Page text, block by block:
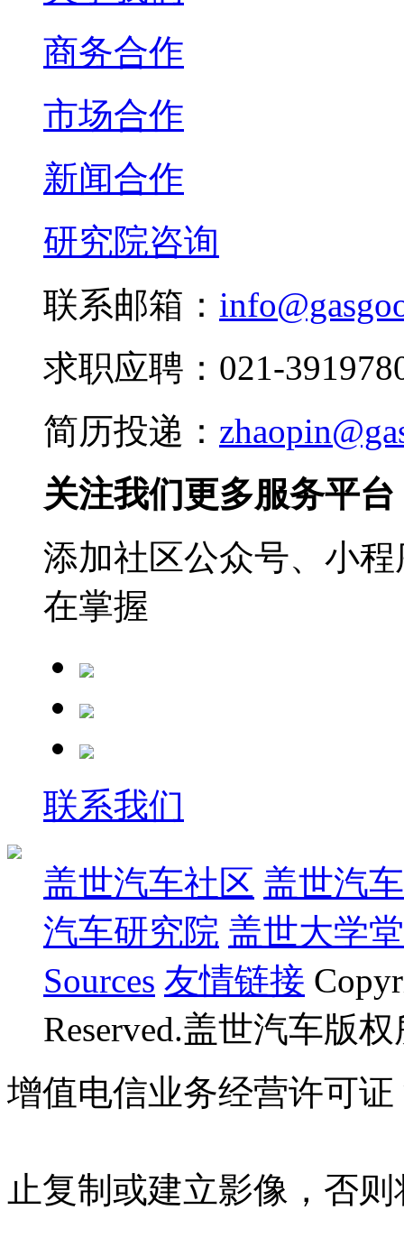
商务合作
市场合作
新闻合作
研究院咨询
联系邮箱：
求职应聘：021-
简历投递：
关注我们更多服务平台
添加社区公众号、小
在掌握
联系我们
盖世汽车社区 盖世汽
汽车研究院 盖世大学堂
Sources 友情链接
Reserved.盖世汽车版
增值电信业务经营许可证
止复制或建立影像，否